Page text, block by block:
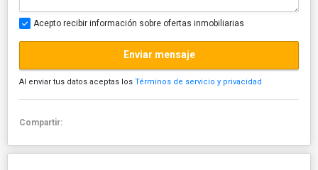
Acepto recibir información sobre ofertas inmobiliarias
Enviar mensaje
Al enviar tus datos aceptas los Términos de servicio y privacidad
Compartir: